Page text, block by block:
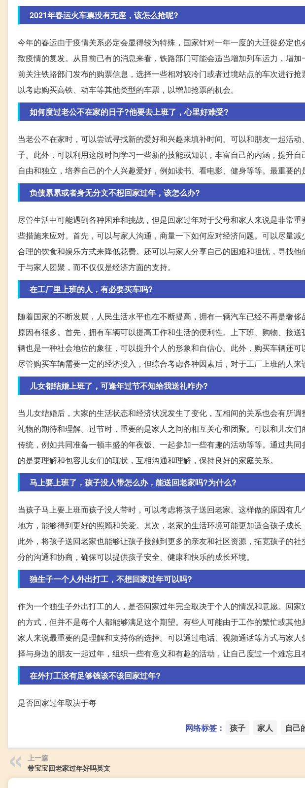
2021年春运火车票没有无座，该怎么抢呢?
今年的春运由于疫情关系必定会显得较为特殊，国家针对一年一度的大迁徙必定
致疫情的复发。从目前已有的消息来看，铁路部门可能会适当增加列车运力，增
前关注铁路部门发布的购票信息，选择一些相对较冷门或者过境站点的车次进行
以考虑购买高铁、动车等其他类型的车票，以增加抢票的机会。
如何度过老公不在家的日子?他要去上班了，心里好难受?
当老公不在家时，可以尝试寻找新的爱好和兴趣来填补时间。可以和朋友一起活
子。此外，可以利用这段时间学习一些新的技能或知识，丰富自己的内涵，提升
自由和独立，培养自己的个人兴趣爱好，例如读书、看电影、健身等等。最重要的
负债累累或者身无分文不想回家过年，该怎么办?
尽管生活中可能遇到各种困难和挑战，但是回家过年对于父母和家人来说是非常
些措施来应对。首先，可以与家人沟通，商量一下如何应对经济问题。可以尽量
合理的饮食和娱乐方式来降低花费。还可以与家人分享自己的困难和担忧，寻找
于与家人团聚，而不仅仅是经济方面的支持。
在工厂里上班的人，有必要买车吗?
随着国家的不断发展，人民生活水平也在不断提高，拥有一辆汽车已经不再是奢
原因有很多。首先，拥有车辆可以提高工作和生活的便利性。上下班、购物、接
辆也是一种社会地位的象征，可以提升个人的形象和自信心。此外，购买车辆还可
尽管购买车辆需要一定的经济投入，但综合考虑各种因素后，对于工厂上班的人来
儿女都结婚上班了，可逢年过节不知给我送礼咋办?
当儿女结婚后，大家的生活状态和经济状况发生了变化，互相间的关系也会有所
礼物的期待和理解。过节时，重要的是家人之间的相互关心和团聚。可以和儿女
传统，例如共同准备一顿丰盛的年夜饭、一起参加一些有趣的活动等等。通过共
的是要理解和包容儿女们的现状，互相沟通和理解，保持良好的家庭关系。
马上要上班了，孩子没人带怎么办，能送回老家吗?为什么?
当孩子马上要上班而孩子没人带时，可以考虑将孩子送回老家。这样做的原因有
地方，能够得到更好的照顾和关爱。其次，老家的生活环境可能更加适合孩子成长
此外，将孩子送回老家也能够让孩子接触到更多的亲友和社区资源，拓宽孩子的
分的沟通和协商，确保可以提供孩子安全、健康和快乐的成长环境。
独生子一个人外出打工，不想回家过年可以吗?
作为一个独生子外出打工的人，是否回家过年完全取决于个人的情况和意愿。回
的方式，但并不是每个人都能够满足这个期望。有些人可能由于工作的繁忙或其
家人来说最重要的是理解和支持你的选择。可以通过电话、视频通话等方式与家
择与身边的朋友一起过年，组织一些有意义和有趣的活动，让自己度过一个难忘且
在外打工没有足够钱该不该回家过年?
是否回家过年取决于每
网络标签： 孩子 家人 自己
上一篇
带宝宝回老家过年好吗英文